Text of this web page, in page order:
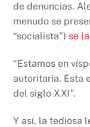
de denuncias.
menudo se
“socialista”) se
“Estamos en
autoritaria. Esta
del siglo XXI”.
Y así, la tediosa